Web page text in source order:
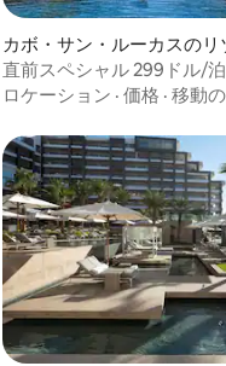
、5つ星中4.87つ星の平均
カボ・サン・ルーカスのリ
直前スペシャル 299ドル/
日
ロケーション · 価格 · 移動